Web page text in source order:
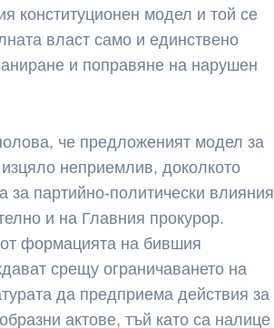
конституционен модел и той се
власт само и единствено
и поправяне на нарушен
че предложеният модел за
неприемлив, доколкото
за партийно-политически влияния
и на Главния прокурор.
формацията на бившия
срещу ограничаването на
да предприема действия за
актове, тъй като са налице